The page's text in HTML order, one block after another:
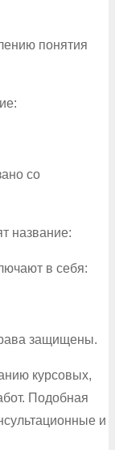
понятия
со
название:
в себя:
защищены.
курсовых,
Подобная
и